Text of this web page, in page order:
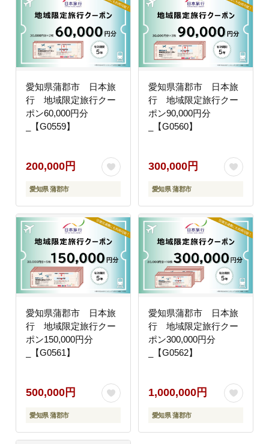
愛知県蒲郡市 日本旅
行 地域限定旅行クー
ポン60,000円分
_【G0559】
200,000円
愛知県 蒲郡市
愛知県蒲郡市 日本旅
行 地域限定旅行クー
ポン90,000円分
_【G0560】
300,000円
愛知県 蒲郡市
愛知県蒲郡市 日本旅
行 地域限定旅行クー
ポン150,000円分
_【G0561】
500,000円
愛知県 蒲郡市
愛知県蒲郡市 日本旅
行 地域限定旅行クー
ポン300,000円分
_【G0562】
1,000,000円
愛知県 蒲郡市